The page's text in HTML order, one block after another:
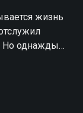
жизнь
Но однажды
себя не